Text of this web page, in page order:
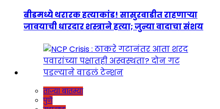
बीडमध्ये थरारक हत्याकांड! सासुरवाडीत राहणाऱ्या
जावयाची धारदार शस्त्राने हत्या; जुन्या वादाचा संशय
ताज्या बातम्या
पुणे